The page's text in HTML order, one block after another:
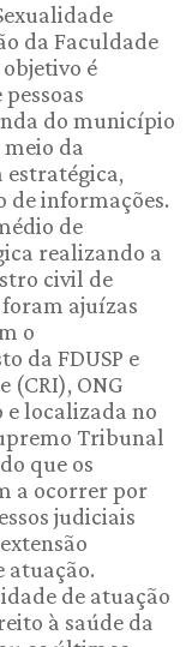
da Faculdade
é
do município
da
estratégica,
de informações.
de
realizando a
civil de
foram ajuízas
o
da FDUSP e
(CRI), ONG
e localizada no
Tribunal
que os
a ocorrer por
judiciais
atuação.
de atuação
à saúde da